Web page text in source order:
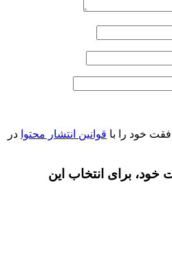
خود را با قوانین انتشار محتوا در
خود، برای انتخاب این